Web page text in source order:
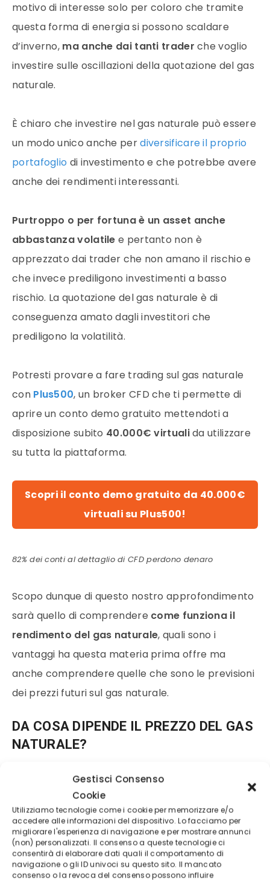
Gestisci Consenso
Cookie
Utilizziamo tecnologie come i cookie per memorizzare e/o
accedere alle informazioni del dispositivo. Lo facciamo per
migliorare l'esperienza di navigazione e per mostrare annunci
(non) personalizzati. Il consenso a queste tecnologie ci
consentirà di elaborare dati quali il comportamento di
navigazione o gli ID univoci su questo sito. Il mancato
consenso o la revoca del consenso possono influire
motivo di interesse solo per coloro che tramite
questa forma di energia si possono scaldare
d’inverno, ma anche dai tanti trader che voglio
investire sulle oscillazioni della quotazione del gas
naturale.
È chiaro che investire nelgas naturale può essere
un modo unico anche perdiversificare il proprio
portafoglio di investimento e che potrebbe avere
anche dei rendimenti interessanti.
Purtroppo o per fortuna è un asset anche
abbastanza volatile e pertanto non è
apprezzato dai trader che non amano il rischio e
che invece prediligono investimenti a basso
rischio. La quotazione del gas naturale è di
conseguenza amato dagli investitori che
prediligono la volatilità.
Potresti provare a fare trading sul gas naturale
con Plus500, un broker CFD che ti permette di
aprire un conto demo gratuito mettendoti a
disposizione subito 40.000€ virtualida utilizzare
su tutta la piattaforma.
Scopri il conto demo gratuito da 40.000€
virtuali su Plus500!
82% dei conti al dettaglio di CFD perdono denaro
Scopo dunque di questo nostro approfondimento
sarà quello di comprendere come funziona il
rendimento del gas naturale, quali sono i
vantaggi ha questa materia prima offre ma
anche comprendere quelle che sono le previsioni
dei prezzi futuri sul gas naturale.
DA COSA DIPENDE IL PREZZO DEL GAS
NATURALE?
Per comprendere da cosa dipende il
gas naturalenon possiamo non riportare alcuni
esempi di influenze dirette:
ilprezzodel petrolio influenza talvolta il
prezzodel gas in quanto entrambe materie